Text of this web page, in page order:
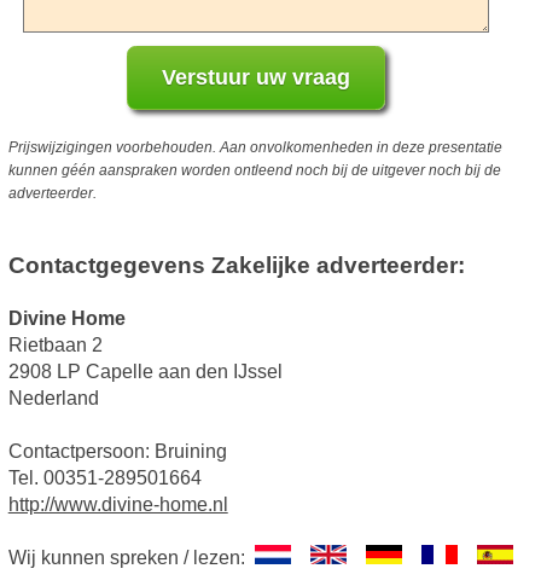
Prijswijzigingen voorbehouden. Aan onvolkomenheden in deze presentatie
kunnen géén aanspraken worden ontleend noch bij de uitgever noch bij de
adverteerder.
Contactgegevens Zakelijke adverteerder:
Divine Home
Rietbaan 2
2908 LP Capelle aan den IJssel
Nederland
Contactpersoon: Bruining
Tel. 00351-289501664
http://www.divine-home.nl
Wij kunnen spreken / lezen: